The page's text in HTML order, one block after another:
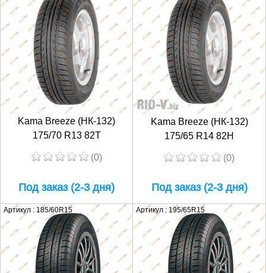
Kama Breeze (НК-132)
175/70 R13 82T
(0)
Под заказ (2-3 дня)
Kama Breeze (НК-132)
175/65 R14 82H
(0)
Под заказ (2-3 дня)
Артикул : 185/60R15 Артикул : 195/65R15